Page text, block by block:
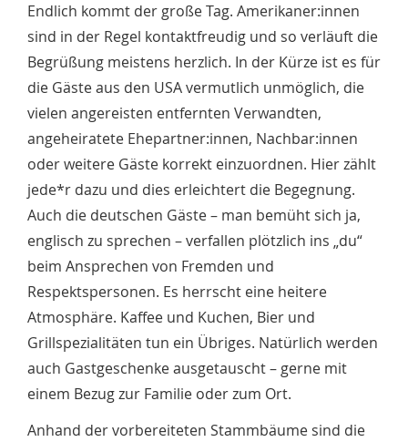
Endlich kommt der große Tag. Amerikaner:innen
sind in der Regel kontaktfreudig und so verläuft die
Begrüßung meistens herzlich. In der Kürze ist es für
die Gäste aus den USA vermutlich unmöglich, die
vielen angereisten entfernten Verwandten,
angeheiratete Ehepartner:innen, Nachbar:innen
oder weitere Gäste korrekt einzuordnen. Hier zählt
jede*r dazu und dies erleichtert die Begegnung.
Auch die deutschen Gäste – man bemüht sich ja,
englisch zu sprechen – verfallen plötzlich ins „du“
beim Ansprechen von Fremden und
Respektspersonen. Es herrscht eine heitere
Atmosphäre. Kaffee und Kuchen, Bier und
Grillspezialitäten tun ein Übriges. Natürlich werden
auch Gastgeschenke ausgetauscht – gerne mit
einem Bezug zur Familie oder zum Ort.
Anhand der vorbereiteten Stammbäume sind die